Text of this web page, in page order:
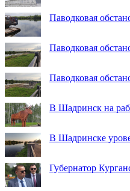
Паводковая
Паводковая
Паводковая
В Шадринск на
В Шадринске
Губернатор